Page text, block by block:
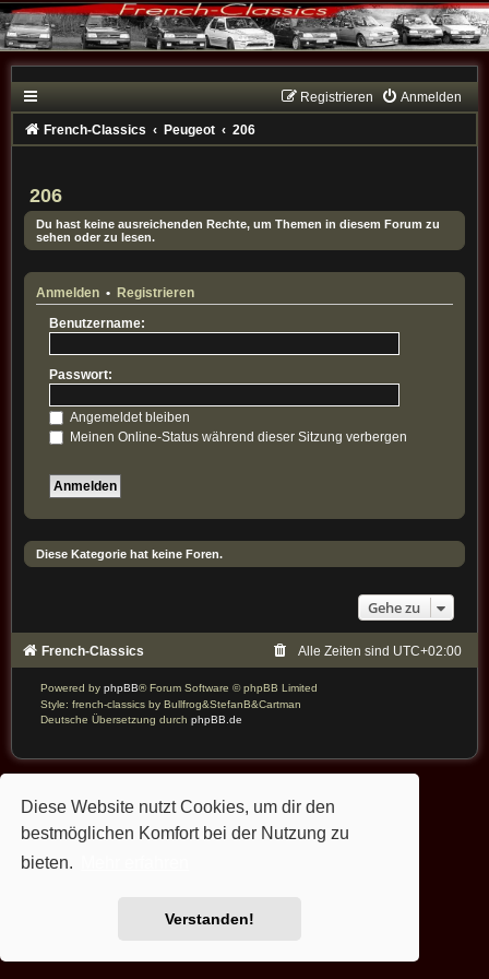
Diese Website nutzt Cookies, um dir den
bestmöglichen Komfort bei der Nutzung zu
bieten.
Verstanden!
Anmelden
Registrieren
French-Classics Peugeot 206
206
Du hast keine ausreichenden Rechte, um Themen in diesem Forum zu
sehen oder zu lesen.
Anmelden• Registrieren
Benutzername:
Passwort:
Angemeldet bleiben
Meinen Online-Status während dieser Sitzung verbergen
Diese Kategorie hat keine Foren.
Gehe zu
French-Classics Alle Zeiten sind UTC+02:00
Powered by phpBB® Forum Software © phpBB Limited
Style: french-classics by Bullfrog&StefanB&Cartman
Deutsche Übersetzung durch phpBB.de